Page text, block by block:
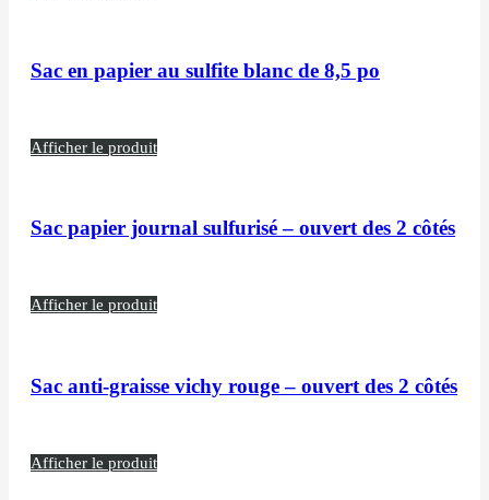
Sac en papier au sulfite blanc de 8,5 po
Afficher le produit
Sac papier journal sulfurisé – ouvert des 2 côtés
Afficher le produit
Sac anti-graisse vichy rouge – ouvert des 2 côtés
Afficher le produit